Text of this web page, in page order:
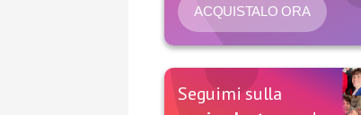
ACQUISTALO ORA
Seguimi sulla